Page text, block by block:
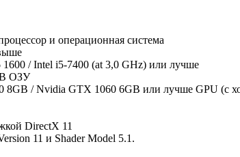
и операционная система
/ Intel i5-7400 (at 3,0 GHz) или лучше
ОЗУ
8GB / Nvidia GTX 1060 6GB или лучше GPU (с
DirectX 11
11 и Shader Model 5.1.